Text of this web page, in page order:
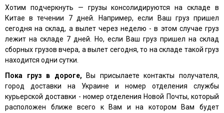
Хотим подчеркнуть — грузы консолидируются на складе в
Китае в течении 7 дней. Например, если Ваш груз пришел
сегодня на склад, а вылет через неделю - в этом случае груз
лежит на складе 7 дней. Но, если Ваш груз пришел на склад
сборных грузов вчера, а вылет сегодня, то на складе такой груз
находится одни сутки.
Пока груз в дороге, Вы присылаете контакты получателя,
город доставки на Украине и номер отделения службы
курьерской доставки - номер отделения Новой Почты, который
расположен ближе всего к Вам и на котором Вам будет